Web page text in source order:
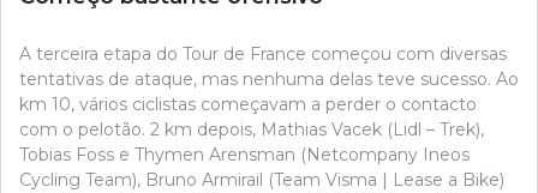
A terceira etapa do Tour de France começou com diversas
tentativas de ataque, mas nenhuma delas teve sucesso. Ao
km 10, vários ciclistas começavam a perder o contacto
com o pelotão. 2 km depois, Mathias Vacek (Lidl – Trek),
Tobias Foss e Thymen Arensman (Netcompany Ineos
Cycling Team), Bruno Armirail (Team Visma | Lease a Bike)